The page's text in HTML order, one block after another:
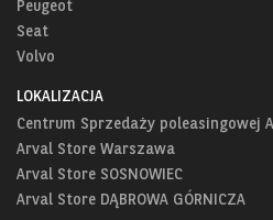
Peugeot
Seat
Volvo
LOKALIZACJA
Centrum Sprzedaży poleasingowej
Arval Store Warszawa
Arval Store SOSNOWIEC
Arval Store DĄBROWA GÓRNICZA